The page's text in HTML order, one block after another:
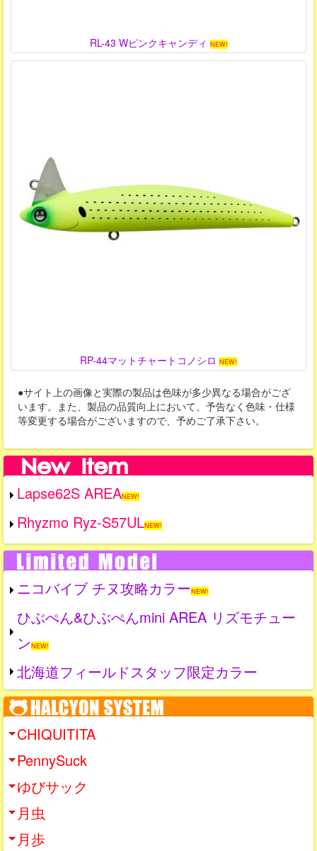
RL-43 Wピンクキャンディ NEW!
RP-44マットチャートコノシロ NEW!
●サイト上の画像と実際の製品は色味が多少異なる場合がござ
います。また、製品の品質向上において、予告なく色味・仕様
等変更する場合がございますので、予めご了承下さい。
Lapse62S AREANEW!
Rhyzmo Ryz-S57ULNEW!
ニコバイブ チヌ攻略カラーNEW!
ひぶぺん&ひぶぺんmini AREA リズモチュー
ンNEW!
北海道フィールドスタッフ限定カラー
CHIQUITITA
PennySuck
ゆびサック
月虫
月歩